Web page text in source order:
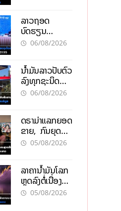
ລາວຖອດ
ບົດຮຽນ
ຫວຽດນາມ ສ້າງ
ເປົ້າໝາຍ 2035
06/08/2026
ນໍ້າມັນລາວປັບຕົວ
ລົງທຸກຊະນິດ
ຕອບຮັບສັນຍານ
ແຄບຮໍມູສ
06/08/2026
ດຣາມ່າແລກຍອດ
ຂາຍ, ກົນຍຸດ
ການຕະຫຼາດສີ
ໄລຍະຍາວ
05/08/2026
ລາຄານ້ຳມັນໂລກ
ຫຼຸດລົງຕໍ່ເນື່ອງ
ຮັບສັນຍານບວກ
05/08/2026